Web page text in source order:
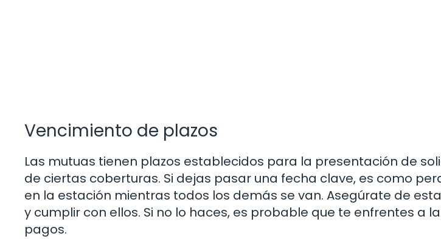
Vencimiento de plazos
Las mutuas tienen plazos establecidos para la presentación de
de ciertas coberturas. Si dejas pasar una fecha clave, es como
en la estación mientras todos los demás se van. Asegúrate de
y cumplir con ellos. Si no lo haces, es probable que te enfrentes a
pagos.